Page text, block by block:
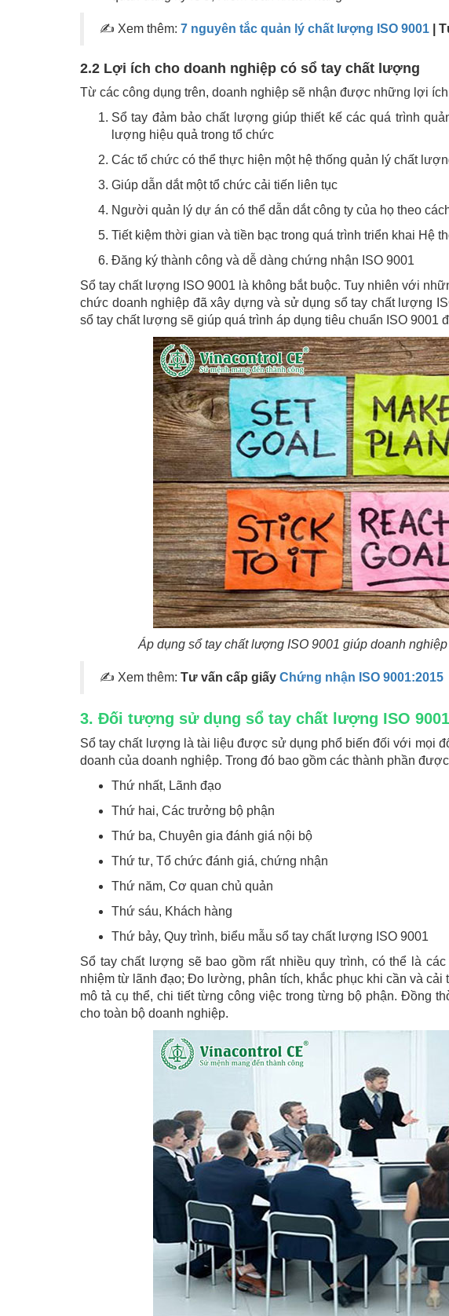
✍ Xem thêm: 7 nguyên tắc quản lý chất lượng ISO 9001 |
2.2 Lợi ích cho doanh nghiệp có sổ tay chất lượng
Từ các công dụng trên, doanh nghiệp sẽ nhận được những lợi
Sổ tay đảm bảo chất lượng giúp thiết kế các quá trình
lượng hiệu quả trong tổ chức
Các tổ chức có thể thực hiện một hệ thống quản lý chất
Giúp dẫn dắt một tổ chức cải tiến liên tục
Người quản lý dự án có thể dẫn dắt công ty của họ theo
Tiết kiệm thời gian và tiền bạc trong quá trình triển khai Hệ
Đăng ký thành công và dễ dàng chứng nhận ISO 9001
Sổ tay chất lượng ISO 9001 là không bắt buộc. Tuy nhiên với
chức doanh nghiệp đã xây dựng và sử dụng sổ tay chất lượng
sổ tay chất lượng sẽ giúp quá trình áp dụng tiêu chuẩn ISO 9001
Áp dụng sổ tay chất lượng ISO 9001 giúp doanh
✍ Xem thêm: Tư vấn cấp giấy Chứng nhận ISO 9001:2015
3. Đối tượng sử dụng sổ tay chất lượng ISO 9001
Sổ tay chất lượng là tài liệu được sử dụng phổ biến đối với mọi
doanh của doanh nghiệp. Trong đó bao gồm các thành phần
Thứ nhất, Lãnh đạo
Thứ hai, Các trưởng bộ phận
Thứ ba, Chuyên gia đánh giá nội bộ
Thứ tư, Tổ chức đánh giá, chứng nhận
Thứ năm, Cơ quan chủ quản
Thứ sáu, Khách hàng
Thứ bảy, Quy trình, biểu mẫu sổ tay chất lượng ISO 9001
Sổ tay chất lượng sẽ bao gồm rất nhiều quy trình, có thể là
nhiệm từ lãnh đạo; Đo lường, phân tích, khắc phục khi cần và
mô tả cụ thể, chi tiết từng công việc trong từng bộ phận. Đồng
cho toàn bộ doanh nghiệp.